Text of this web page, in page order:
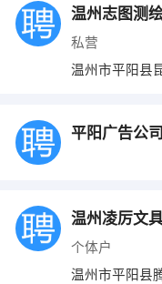
温州志图测
私营
温州市平阳县
平阳广告公司
温州凌厉文
个体户
温州市平阳县